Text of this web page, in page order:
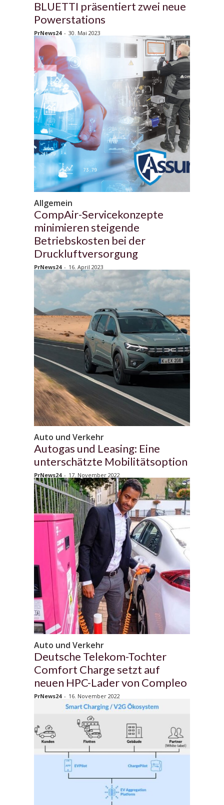
BLUETTI präsentiert zwei neue
Powerstations
PrNews24 - 30. Mai 2023
Allgemein
CompAir-Servicekonzepte
minimieren steigende
Betriebskosten bei der
Druckluftversorgung
PrNews24 - 16. April 2023
Auto und Verkehr
Autogas und Leasing: Eine
unterschätzte Mobilitätsoption
PrNews24 - 17. November 2022
Auto und Verkehr
Deutsche Telekom-Tochter
Comfort Charge setzt auf
neuen HPC-Lader von Compleo
PrNews24 - 16. November 2022